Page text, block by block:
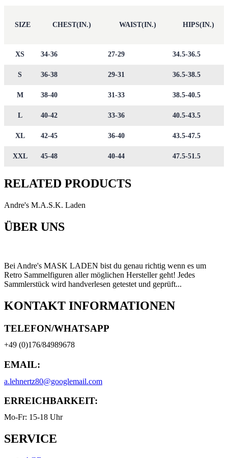
SIZE CHEST(IN.) WAIST(IN.) HIPS(IN.)
XS 34-36 27-29 34.5-36.5
S 36-38 29-31 36.5-38.5
M 38-40 31-33 38.5-40.5
L 40-42 33-36 40.5-43.5
XL 42-45 36-40 43.5-47.5
XXL 45-48 40-44 47.5-51.5
RELATED PRODUCTS
Andre's M.A.S.K. Laden
ÜBER UNS
Bei Andre's MASK LADEN bist du genau richtig wenn es um
Retro Sammelfiguren aller möglichen Hersteller geht! Jedes
Sammlerstück wird handverlesen getestet und geprüft...
KONTAKT INFORMATIONEN
TELEFON/WHATSAPP
+49 (0)176/84989678
EMAIL:
a.lehnertz80@googlemail.com
ERREICHBARKEIT:
Mo-Fr: 15-18 Uhr
SERVICE